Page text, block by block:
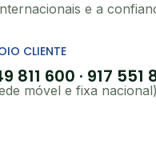
e a
CLIENTE
811 600 · 917 551
móvel e fixa nacional)